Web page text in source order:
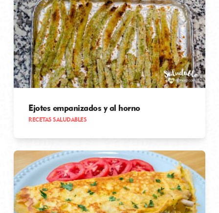
Ejotes empanizados y al horno
RECETAS SALUDABLES